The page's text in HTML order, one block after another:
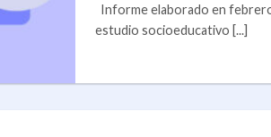
Informe elaborado en
estudio socioeducativo [...]